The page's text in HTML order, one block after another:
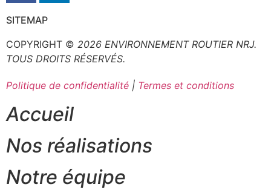
SITEMAP
COPYRIGHT © 2026 ENVIRONNEMENT ROUTIER NRJ.
TOUS DROITS RÉSERVÉS.
Politique de confidentialité | Termes et conditions
Accueil
Nos réalisations
Notre équipe